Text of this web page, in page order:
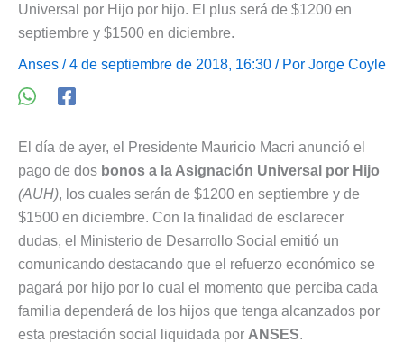
Universal por Hijo por hijo. El plus será de $1200 en
septiembre y $1500 en diciembre.
Anses / 4 de septiembre de 2018, 16:30 / Por Jorge Coyle
El día de ayer, el Presidente Mauricio Macri anunció el
pago de dos bonos a la Asignación Universal por Hijo
(AUH), los cuales serán de $1200 en septiembre y de
$1500 en diciembre. Con la finalidad de esclarecer
dudas, el Ministerio de Desarrollo Social emitió un
comunicando destacando que el refuerzo económico se
pagará por hijo por lo cual el momento que perciba cada
familia dependerá de los hijos que tenga alcanzados por
esta prestación social liquidada por ANSES.